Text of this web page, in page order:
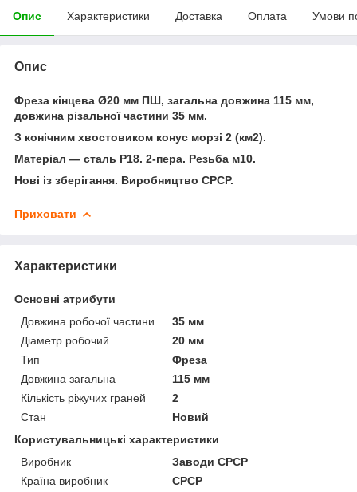
Опис Характеристики Доставка Оплата Умови
Опис
Фреза кінцева Ø20 мм ПШ, загальна довжина 115 мм,
довжина різальної частини 35 мм.
З конічним хвостовиком конус морзі 2 (км2).
Матеріал — сталь Р18. 2-пера. Резьба м10.
Нові із зберігання. Виробництво СРСР.
Приховати
Характеристики
Основні атрибути
Довжина робочої частини
35 мм
Діаметр робочий
20 мм
Тип
Фреза
Довжина загальна
115 мм
Кількість ріжучих граней
2
Стан
Новий
Користувальницькі характеристики
Виробник
Заводи СРСР
Країна виробник
СРСР